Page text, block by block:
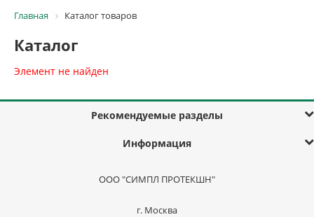
Главная Каталог товаров
Каталог
Элемент не найден
Рекомендуемые разделы
Информация
ООО "СИМПЛ ПРОТЕКШН"
г. Москва